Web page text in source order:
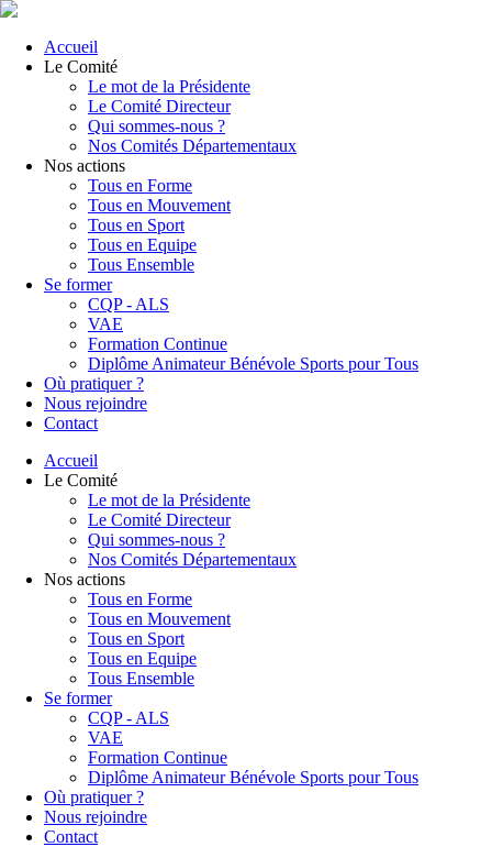
Accueil
Le Comité
Le mot de la Présidente
Le Comité Directeur
Qui sommes-nous ?
Nos Comités Départementaux
Nos actions
Tous en Forme
Tous en Mouvement
Tous en Sport
Tous en Equipe
Tous Ensemble
Se former
CQP - ALS
VAE
Formation Continue
Diplôme Animateur Bénévole Sports pour Tous
Où pratiquer ?
Nous rejoindre
Contact
Accueil
Le Comité
Le mot de la Présidente
Le Comité Directeur
Qui sommes-nous ?
Nos Comités Départementaux
Nos actions
Tous en Forme
Tous en Mouvement
Tous en Sport
Tous en Equipe
Tous Ensemble
Se former
CQP - ALS
VAE
Formation Continue
Diplôme Animateur Bénévole Sports pour Tous
Où pratiquer ?
Nous rejoindre
Contact